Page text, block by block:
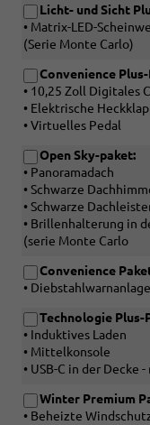
Licht- und Sicht
• Matrix-LED-
(Serie Monte Carlo)
Convenience
• 10,25 Zoll Digitales
• Elektrische
• Virtuelles Pedal
Open Sky-paket:
• Panoramadach
• Schwarze
• Schwarze
• Brillenhalterung in
(serie Monte Carlo
Convenience
•
Technologie Plus-
• Induktives Laden
• Mittelkonsole
• USB-C in der Decke
Winter Premium
• Beheizte